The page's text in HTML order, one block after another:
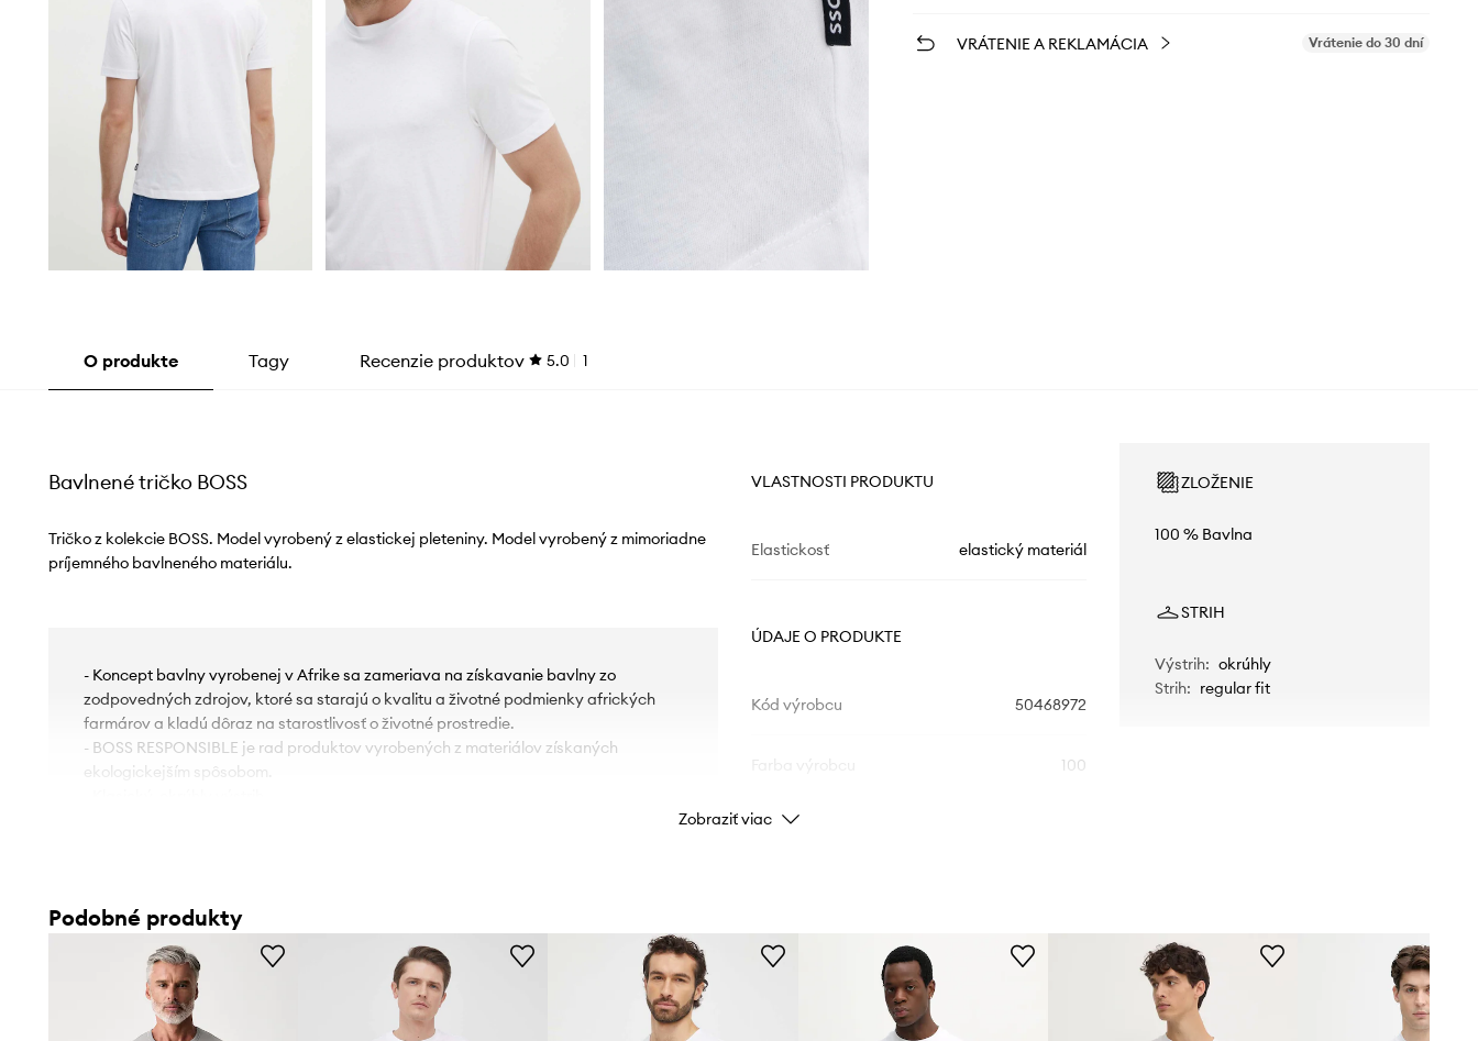
VRÁTENIE A REKLAMÁCIA Vrátenie do 30 dní
O produkte Tagy Recenzie produktov 5.0 1
Bavlnené tričko BOSS
Tričko z kolekcie BOSS. Model vyrobený z elastickej pleteniny. Model vyrobený z mimoriadne
príjemného bavlneného materiálu.
- Koncept bavlny vyrobenej v Afrike sa zameriava na získavanie bavlny zo
zodpovedných zdrojov, ktoré sa starajú o kvalitu a životné podmienky afrických
farmárov a kladú dôraz na starostlivosť o životné prostredie.
- BOSS RESPONSIBLE je rad produktov vyrobených z materiálov získaných
ekologickejším spôsobom.
- Veľkosti pre rozmer: M.
VLASTNOSTI PRODUKTU
Elastickosť elastický materiál
ÚDAJE O PRODUKTE
Kód výrobcu 50468972
100
Farba
ID produktu
ZLOŽENIE
100 % Bavlna
STRIH
Výstrih: okrúhly
Strih: regular fit
Zobraziť viac
Podobné produkty